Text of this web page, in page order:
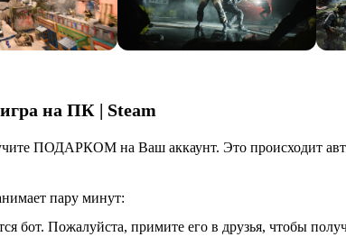
на ПК | Steam
ПОДАРКОМ на Ваш аккаунт. Это происходит
пару минут:
бот. Пожалуйста, примите его в друзья, чтобы